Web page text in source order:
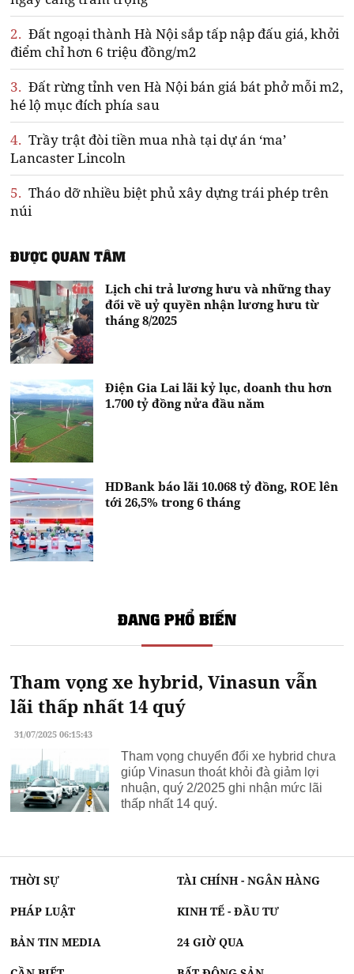
2. Đất ngoại thành Hà Nội sắp tấp nập đấu giá, khởi
điểm chỉ hơn 6 triệu đồng/m2
3. Đất rừng tỉnh ven Hà Nội bán giá bát phở mỗi m2,
hé lộ mục đích phía sau
4. Trầy trật đòi tiền mua nhà tại dự án ‘ma’
Lancaster Lincoln
5. Tháo dỡ nhiều biệt phủ xây dựng trái phép trên
núi
ĐƯỢC QUAN TÂM
Lịch chi trả lương hưu và những thay
đổi về uỷ quyền nhận lương hưu từ
tháng 8/2025
Điện Gia Lai lãi kỷ lục, doanh thu hơn
1.700 tỷ đồng nửa đầu năm
HDBank báo lãi 10.068 tỷ đồng, ROE lên
tới 26,5% trong 6 tháng
ĐANG PHỔ BIẾN
Tham vọng xe hybrid, Vinasun vẫn
lãi thấp nhất 14 quý
31/07/2025 06:15:43
Tham vọng chuyển đổi xe hybrid chưa
giúp Vinasun thoát khỏi đà giảm lợi
nhuận, quý 2/2025 ghi nhận mức lãi
thấp nhất 14 quý.
THỜI SỰ TÀI CHÍNH - NGÂN HÀNG
PHÁP LUẬT KINH TẾ - ĐẦU TƯ
BẢN TIN MEDIA 24 GIỜ QUA